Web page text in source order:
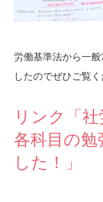
労働基準法から一
したのでぜひご覧
リンク「
各科目の勉
した！」